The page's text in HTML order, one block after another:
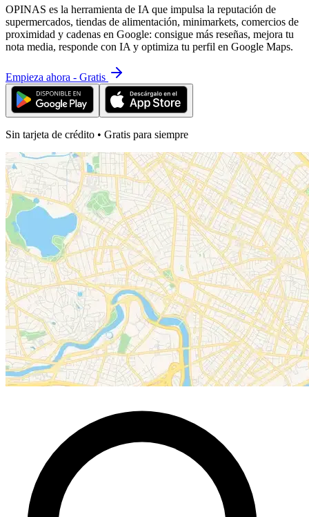
OPINAS es la herramienta de IA que impulsa la reputación de
supermercados, tiendas de alimentación, minimarkets, comercios de
proximidad y cadenas en Google: consigue más reseñas, mejora tu
nota media, responde con IA y optimiza tu perfil en Google Maps.
Empieza ahora - Gratis
Sin tarjeta de crédito • Gratis para siempre